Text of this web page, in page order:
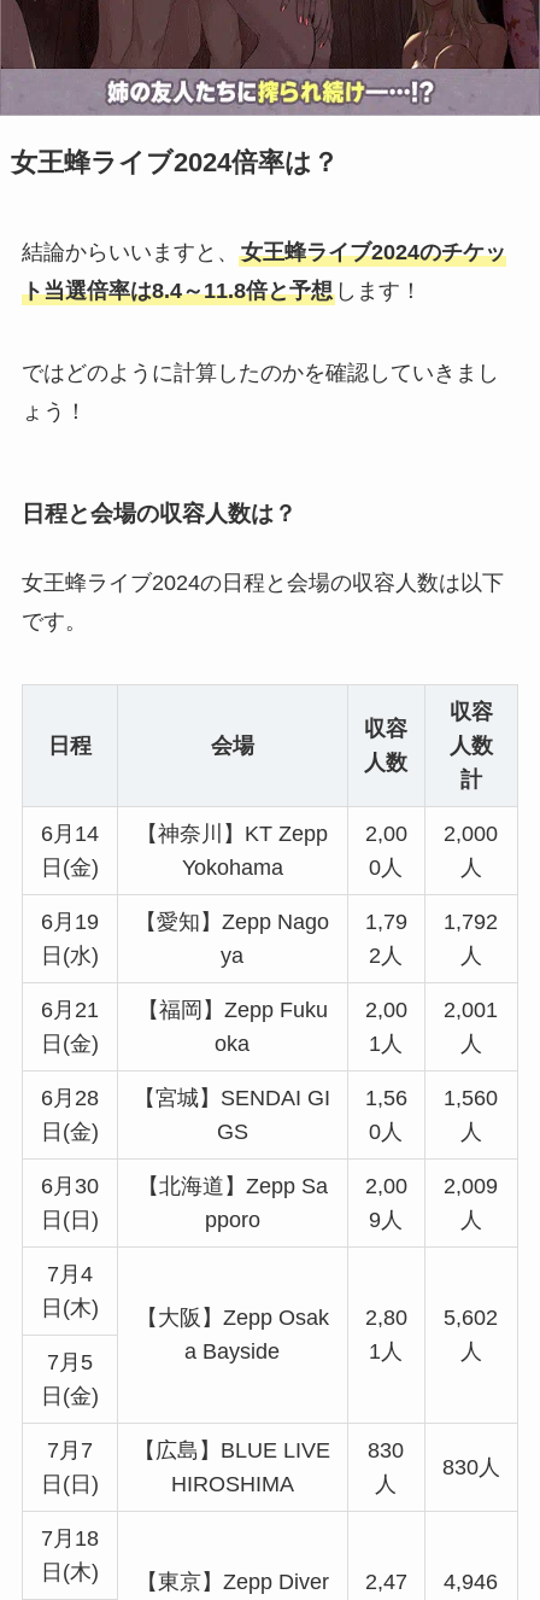
女王蜂ライブ2024倍率は？
結論からいいますと、 女王蜂ライブ2024のチケッ
ト当選倍率は8.4～11.8倍と予想します！
ではどのように計算したのかを確認していきまし
ょう！
日程と会場の収容人数は？
女王蜂ライブ2024の日程と会場の収容人数は以下
です。
日程 会場
収容
人数
収容
人数
計
6月14
日(金)
【神奈川】KT Zepp
Yokohama
2,00
0人
2,000
人
6月19
日(水)
【愛知】Zepp Nago
ya
1,79
2人
1,792
人
6月21
日(金)
【福岡】Zepp Fuku
oka
2,00
1人
2,001
人
6月28
日(金)
【宮城】SENDAI GI
GS
1,56
0人
1,560
人
6月30
日(日)
【北海道】Zepp Sa
pporo
2,00
9人
2,009
人
7月4
日(木)
【大阪】Zepp Osak
a Bayside
2,80
1人
5,602
人
7月5
日(金)
7月7
日(日)
【広島】BLUE LIVE
HIROSHIMA
830
人
830人
7月18
日(木)
【東京】Zepp Diver 2,47 4,946